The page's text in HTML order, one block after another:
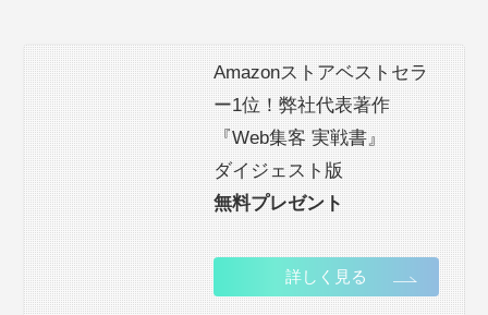
Amazonストアベストセラ
ー1位！弊社代表著作
『Web集客 実戦書』
ダイジェスト版
無料プレゼント
詳しく見る